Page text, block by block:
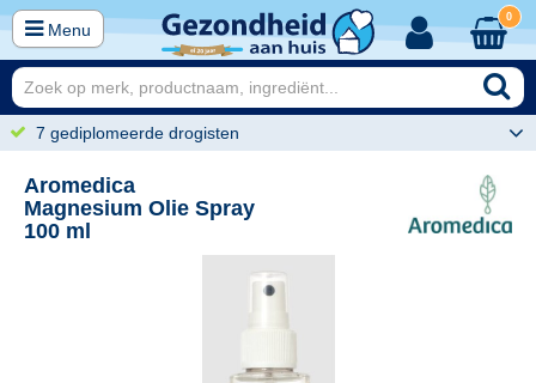
Menu
0
7 gediplomeerde drogisten
Aromedica
Magnesium Olie Spray
100 ml